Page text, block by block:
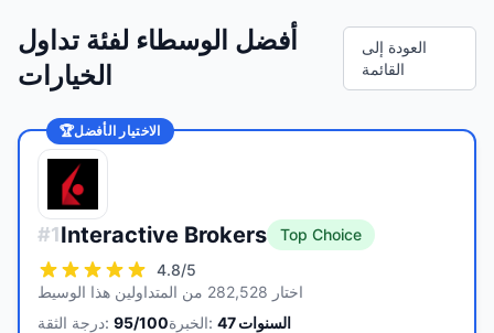
أفضل الوسطاء لفئة تداول
الخيارات
العودة إلى
القائمة
🏆الاختيار الأفضل
#1Interactive Brokers
Top Choice
4.8/5
اختار 282,528 من المتداولين هذا الوسيط
درجة الثقة: 95/100 الخبرة: 47 السنوات